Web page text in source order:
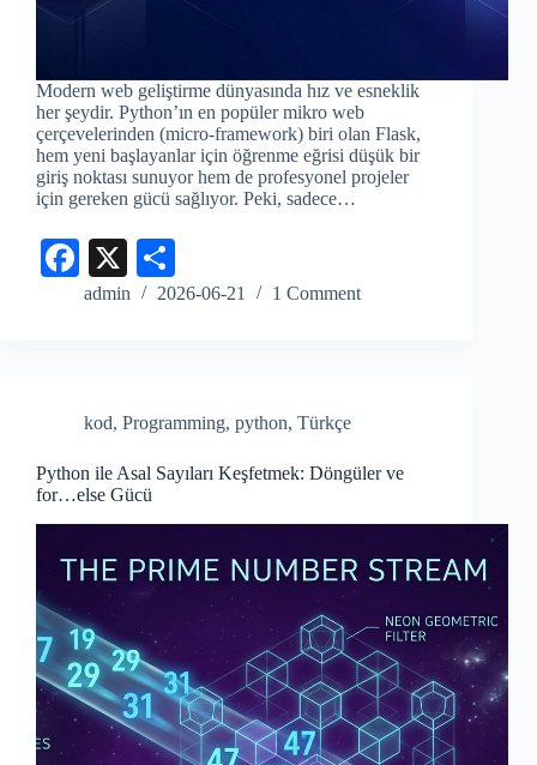
Modern web geliştirme dünyasında hız ve esneklik
her şeydir. Python’ın en popüler mikro web
çerçevelerinden (micro-framework) biri olan Flask,
hem yeni başlayanlar için öğrenme eğrisi düşük bir
giriş noktası sunuyor hem de profesyonel projeler
için gereken gücü sağlıyor. Peki, sadece…
Fa
ce
X
ha
admin 2026-06-21 1 Comment
kod, Programming, python, Türkçe
Python ile Asal Sayıları Keşfetmek: Döngüler ve
for…else Gücü